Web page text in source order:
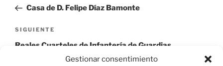
Gestionar consentimiento
entradas
anterior:
Casa de D. Felipe Díaz Bamonte
Siguiente
entrada
SIGUIENTE
Reales Cuarteles de Infantería de Guardias
Españolas, Valonas